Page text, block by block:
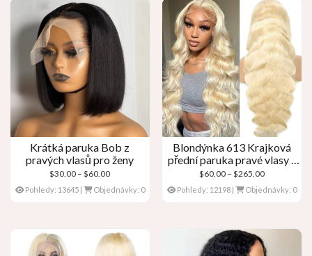
Krátká paruka Bob z
pravých vlasů pro ženy
$30.00 – $60.00Cenové
rozpětí:
$30.00
Pohledy: 13645| Objednávky: 0
Blondýnka 613 Krajková
přední paruka pravé vlasy –
Vlna těla
$60.00 – $265.00Cenové
rozpětí:
$60.00
Pohledy: 12198 | Objednávky: 0